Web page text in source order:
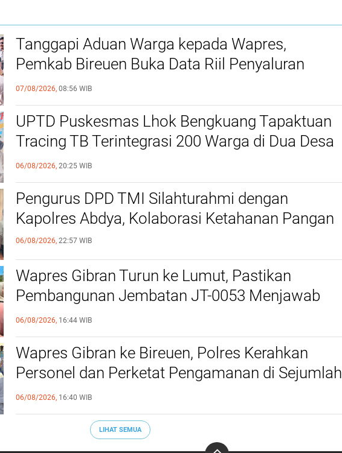
Tanggapi Aduan Warga kepada Wapres,
Pemkab Bireuen Buka Data Riil Penyaluran
Bantuan Banjir
07/08/2026, 08:56 WIB
UPTD Puskesmas Lhok Bengkuang Tapaktuan
‎Tracing TB Terintegrasi 200 Warga di Dua Desa
Melalui Cek Kesehatan Gratis
06/08/2026, 20:25 WIB
Pengurus DPD TMI Silahturahmi dengan
Kapolres Abdya, Kolaborasi Ketahanan Pangan
06/08/2026, 22:57 WIB
Wapres Gibran Turun ke Lumut, Pastikan
Pembangunan Jembatan JT-0053 Menjawab
Kebutuhan Warga
06/08/2026, 16:44 WIB
Wapres Gibran ke Bireuen, Polres Kerahkan
Personel dan Perketat Pengamanan di Sejumlah
Titik
06/08/2026, 16:40 WIB
LIHAT SEMUA